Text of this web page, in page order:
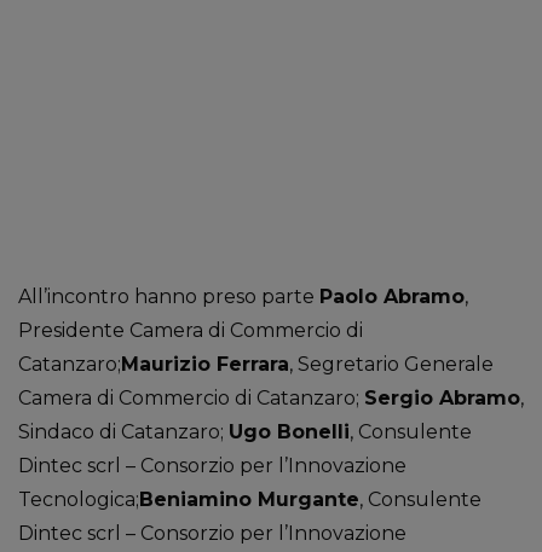
All’incontro hanno preso parte Paolo Abramo,
Presidente Camera di Commercio di
Catanzaro;Maurizio Ferrara, Segretario Generale
Camera di Commercio di Catanzaro; Sergio Abramo,
Sindaco di Catanzaro; Ugo Bonelli, Consulente
Dintec scrl – Consorzio per l’Innovazione
Tecnologica;Beniamino Murgante, Consulente
Dintec scrl – Consorzio per l’Innovazione